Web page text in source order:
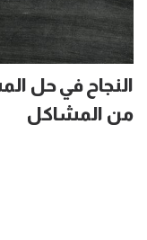
من المشاكل